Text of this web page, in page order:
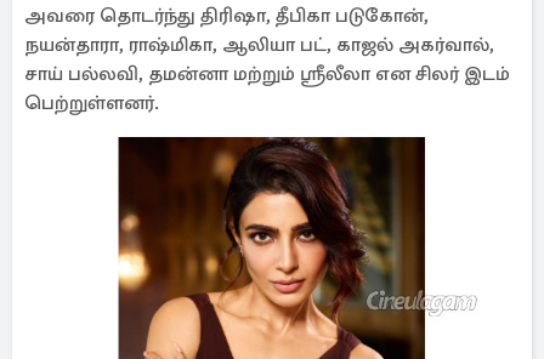
அவரை தொடர்ந்து திரிஷா, தீபிகா படுகோன்,
நயன்தாரா, ராஷ்மிகா, ஆலியா பட், காஜல் அகர்வால்,
சாய் பல்லவி, தமன்னா மற்றும் ஸ்ரீலீலா என சிலர் இடம்
பெற்றுள்ளனர்.